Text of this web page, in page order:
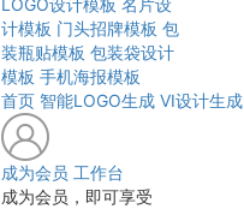
LOGO设计模板 名片设
计模板 门头招牌模板 包
装瓶贴模板 包装袋设计
模板 手机海报模板
首页 智能LOGO生成 VI设计生成
成为会员 工作台
成为会员，即可享受